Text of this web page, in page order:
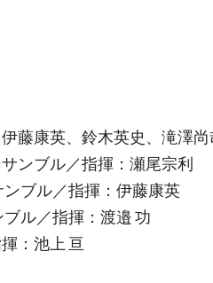
藤康英、鈴木英史、滝澤尚
ンブル／指揮：瀬尾宗利
ブル／指揮：伊藤康英
ル／指揮：渡邉 功
：池上 亘